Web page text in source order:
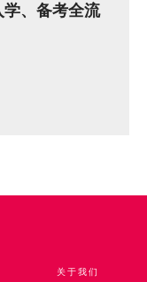
、备考全流
关于我们